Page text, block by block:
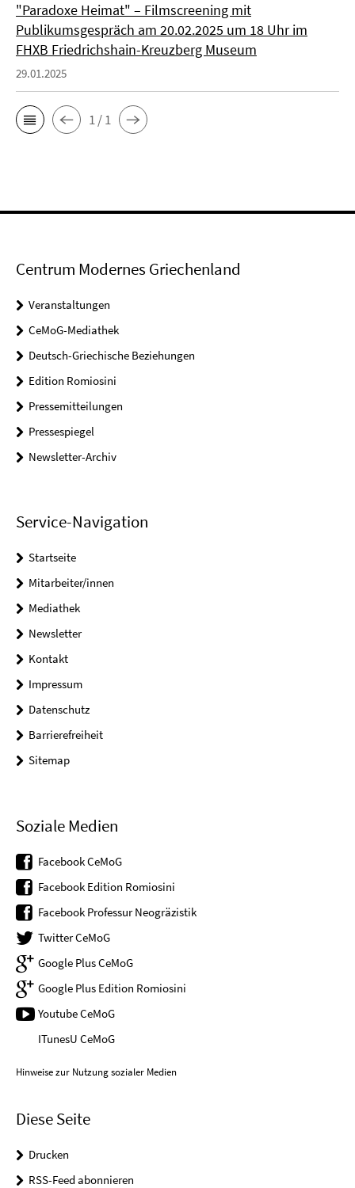
"Paradoxe Heimat" – Filmscreening mit
Publikumsgespräch am 20.02.2025 um 18 Uhr im
FHXB Friedrichshain-Kreuzberg Museum
29.01.2025
1 / 1
Centrum Modernes Griechenland
Veranstaltungen
CeMoG-Mediathek
Deutsch-Griechische Beziehungen
Edition Romiosini
Pressemitteilungen
Pressespiegel
Newsletter-Archiv
Service-Navigation
Startseite
Mitarbeiter/innen
Mediathek
Newsletter
Kontakt
Impressum
Datenschutz
Barrierefreiheit
Sitemap
Soziale Medien
Facebook CeMoG
Facebook Edition Romiosini
Facebook Professur Neogräzistik
Twitter CeMoG
Google Plus CeMoG
Google Plus Edition Romiosini
Youtube CeMoG
ITunesU CeMoG
Hinweise zur Nutzung sozialer Medien
Diese Seite
Drucken
RSS-Feed abonnieren